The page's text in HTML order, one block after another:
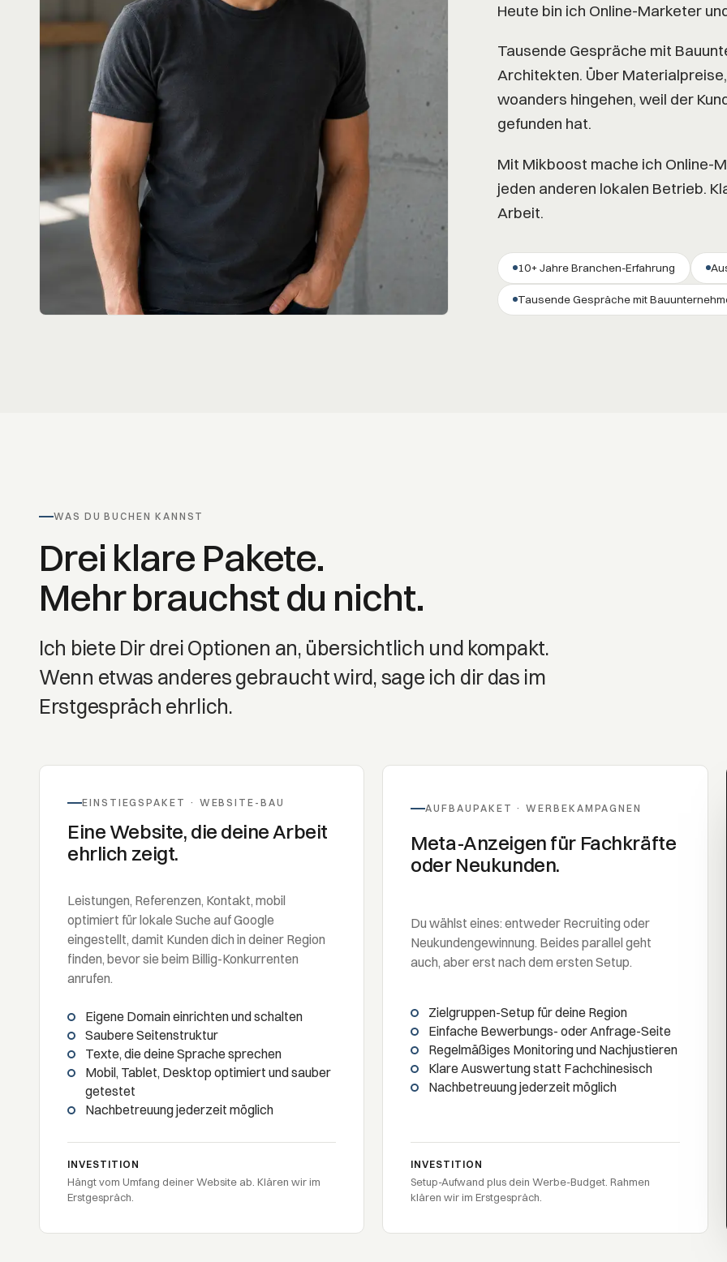
Heute bin ich Online-Marketer
Tausende Gespräche mit
Architekten. Über
woanders hingehen, weil der
gefunden hat.
Mit Mikboost mache ich Online-
jeden anderen lokalen Betrieb.
Arbeit.
10+ Jahre Branchen-Erfahrung
Tausende Gespräche mit
WAS DU BUCHEN KANNST
Drei klare Pakete.
Mehr brauchst du nicht.
Ich biete Dir drei Optionen an, übersichtlich und kompakt.
Wenn etwas anderes gebraucht wird, sage ich dir das im
Erstgespräch ehrlich.
EINSTIEGSPAKET · WEBSITE-BAU
Eine Website, die deine Arbeit
ehrlich zeigt.
Leistungen, Referenzen, Kontakt, mobil
optimiert für lokale Suche auf Google
eingestellt, damit Kunden dich in deiner Region
finden, bevor sie beim Billig-Konkurrenten
anrufen.
Eigene Domain einrichten und schalten
Saubere Seitenstruktur
Texte, die deine Sprache sprechen
Mobil, Tablet, Desktop optimiert und sauber
getestet
Nachbetreuung jederzeit möglich
INVESTITION
Hängt vom Umfang deiner Website ab. Klären wir im
Erstgespräch.
AUFBAUPAKET · WERBEKAMPAGNEN
Meta-Anzeigen für Fachkräfte
oder Neukunden.
Du wählst eines: entweder Recruiting oder
Neukundengewinnung. Beides parallel geht
auch, aber erst nach dem ersten Setup.
Zielgruppen-Setup für deine Region
Einfache Bewerbungs- oder Anfrage-Seite
Regelmäßiges Monitoring und Nachjustieren
Klare Auswertung statt Fachchinesisch
Nachbetreuung jederzeit möglich
INVESTITION
Setup-Aufwand plus dein Werbe-Budget. Rahmen
klären wir im Erstgespräch.